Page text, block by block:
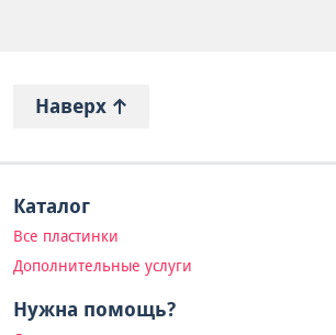
Наверх
Каталог
Все пластинки
Дополнительные услуги
Нужна помощь?